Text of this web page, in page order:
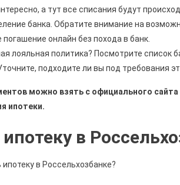
а тут все списания будут
банка. Обратите внимание на
онлайн без похода в банк.
лояльная политика? Посмотрите список
подходите ли вы под требования
можно взять с официального
ипотеки.
в